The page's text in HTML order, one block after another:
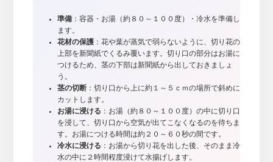
準備：容器・お湯（約８０～１００度）・冷水を準備し
ます。
花材の保護：花や葉が蒸気で弱らないように、切り花の
上部を新聞紙でくるみ覆います。切り口の部分はお湯に
つけるため、茎の下部は新聞紙から出しておきましょ
う。
茎の切断：切り口から上に約１～５ｃｍの場所で斜めに
カットします。
お湯に浸ける ：お湯（約８０～１００度）の中に切り口
を浸して、切り口から空気が出てこなくなるのを待ちま
す。お湯につける時間は約２０～６０秒の間です。
冷水に浸ける ：お湯から切り花を出した後、そのまま冷
水の中に２時間程度浸けて水揚げします。